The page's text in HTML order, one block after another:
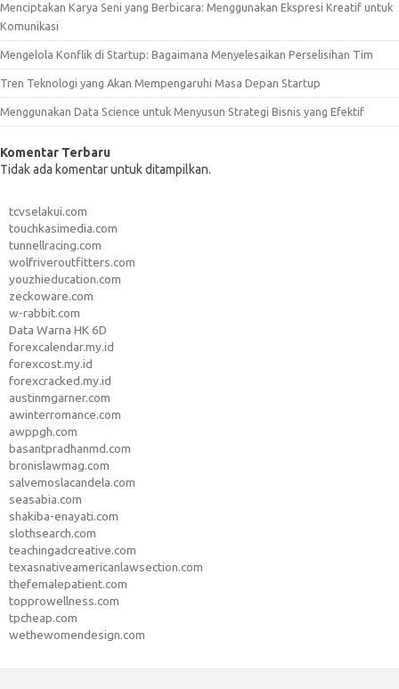
Menciptakan Karya Seni yang Berbicara: Menggunakan Ekspresi Kreatif untuk
Komunikasi
Mengelola Konflik di Startup: Bagaimana Menyelesaikan Perselisihan Tim
Tren Teknologi yang Akan Mempengaruhi Masa Depan Startup
Menggunakan Data Science untuk Menyusun Strategi Bisnis yang Efektif
Komentar Terbaru
Tidak ada komentar untuk ditampilkan.
tcvselakui.com
touchkasimedia.com
tunnellracing.com
wolfriveroutfitters.com
youzhieducation.com
zeckoware.com
w-rabbit.com
Data Warna HK 6D
forexcalendar.my.id
forexcost.my.id
forexcracked.my.id
austinmgarner.com
awinterromance.com
awppgh.com
basantpradhanmd.com
bronislawmag.com
salvemoslacandela.com
seasabia.com
shakiba-enayati.com
slothsearch.com
teachingadcreative.com
texasnativeamericanlawsection.com
thefemalepatient.com
topprowellness.com
tpcheap.com
wethewomendesign.com